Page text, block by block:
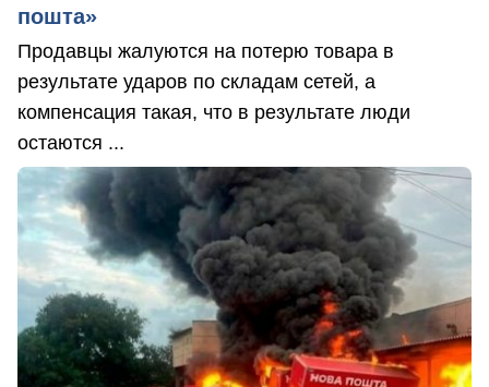
пошта»
Продавцы жалуются на потерю товара в
результате ударов по складам сетей, а
компенсация такая, что в результате люди
остаются ...